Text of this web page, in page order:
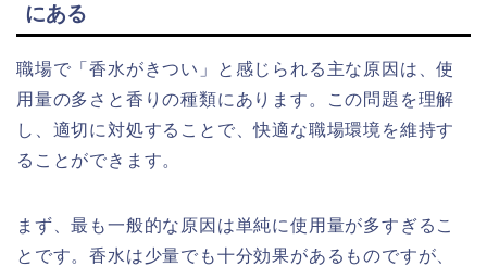
にある
職場で「香水がきつい」と感じられる主な原因は、使
用量の多さと香りの種類にあります。この問題を理解
し、適切に対処することで、快適な職場環境を維持す
ることができます。
まず、最も一般的な原因は単純に使用量が多すぎるこ
とです。香水は少量でも十分効果があるものですが、